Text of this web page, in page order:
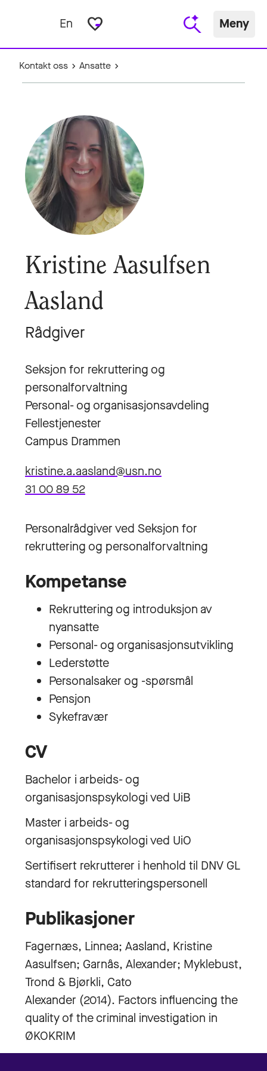
En favorite_border Meny
Kontakt oss Ansatte
Kristine Aasulfsen
Aasland
Rådgiver
Seksjon for rekruttering og
personalforvaltning
Personal- og organisasjonsavdeling
Fellestjenester
Campus Drammen
kristine.a.aasland@usn.no
31 00 89 52
Personalrådgiver ved Seksjon for
rekruttering og personalforvaltning
Kompetanse
Rekruttering og introduksjon av
nyansatte
Personal- og organisasjonsutvikling
Lederstøtte
Personalsaker og -spørsmål
Pensjon
Sykefravær
CV
Bachelor i arbeids- og
organisasjonspsykologi ved UiB
Master i arbeids- og
organisasjonspsykologi ved UiO
Sertifisert rekrutterer i henhold til DNV GL
standard for rekrutteringspersonell
Publikasjoner
Fagernæs, Linnea; Aasland, Kristine
Aasulfsen; Garnås, Alexander; Myklebust,
Trond & Bjørkli, Cato
Alexander (2014). Factors influencing the
quality of the criminal investigation in
ØKOKRIM